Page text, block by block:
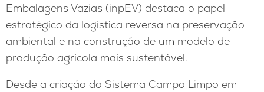
Embalagens Vazias (inpEV) destaca o papel
estratégico da logística reversa na preservação
ambiental e na construção de um modelo de
produção agrícola mais sustentável.
Desde a criação do Sistema Campo Limpo em